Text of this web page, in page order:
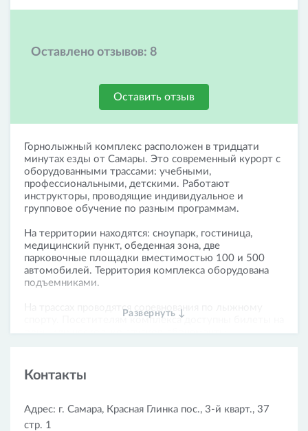
Оставлено отзывов: 8
Оставить отзыв
Горнолыжный комплекс расположен в тридцати
минутах езды от Самары. Это современный курорт с
оборудованными трассами: учебными,
профессиональными, детскими. Работают
инструкторы, проводящие индивидуальное и
групповое обучение по разным программам.
На территории находятся: сноупарк, гостиница,
медицинский пункт, обеденная зона, две
парковочные площадки вместимостью 100 и 500
автомобилей. Территория комплекса оборудована
подъемниками.
На трассах проводятся соревнования по лыжному
спорту. Посетителям комплекса доступны билеты на
один или несколько спусков, абонементы.
Развернуть ↓
Контакты
Адрес: г. Самара, Красная Глинка пос., 3-й кварт., 37
стр. 1